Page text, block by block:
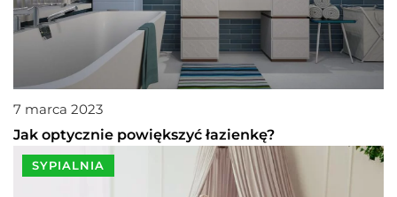
7 marca 2023
Jak optycznie powiększyć łazienkę?
SYPIALNIA